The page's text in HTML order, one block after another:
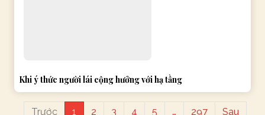
Khi ý thức người lái cộng hưởng với hạ tầng
Trước 1 2 3 4 5 … 297 Sau